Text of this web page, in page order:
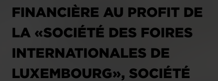
FINANCIÈRE AU PROFIT DE
LA «SOCIÉTÉ DES FOIRES
INTERNATIONALES DE
LUXEMBOURG», SOCIÉTÉ